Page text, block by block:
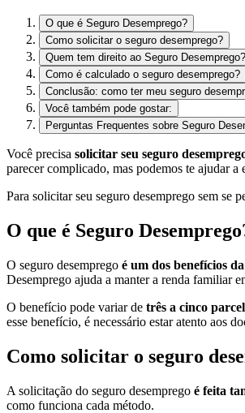
O que é Seguro Desemprego?
Como solicitar o seguro desemprego?
Quem tem direito ao Seguro Desemprego?
Como é calculado o seguro desemprego?
Conclusão: como ter meu seguro
Você também pode gostar:
Perguntas Frequentes sobre Seguro
Você precisa solicitar seu seguro
parecer complicado, mas podemos te ajudar a
Para solicitar seu seguro desemprego sem se
O que é Seguro
O seguro desemprego é um dos benefícios
Desemprego ajuda a manter a renda familiar
O benefício pode variar de três a cinco
esse benefício, é necessário estar atento aos
Como solicitar o seguro
A solicitação do seguro desemprego é feita
como funciona cada método.